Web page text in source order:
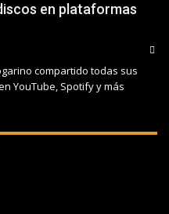
en plataformas
compartido todas sus
YouTube, Spotify y más